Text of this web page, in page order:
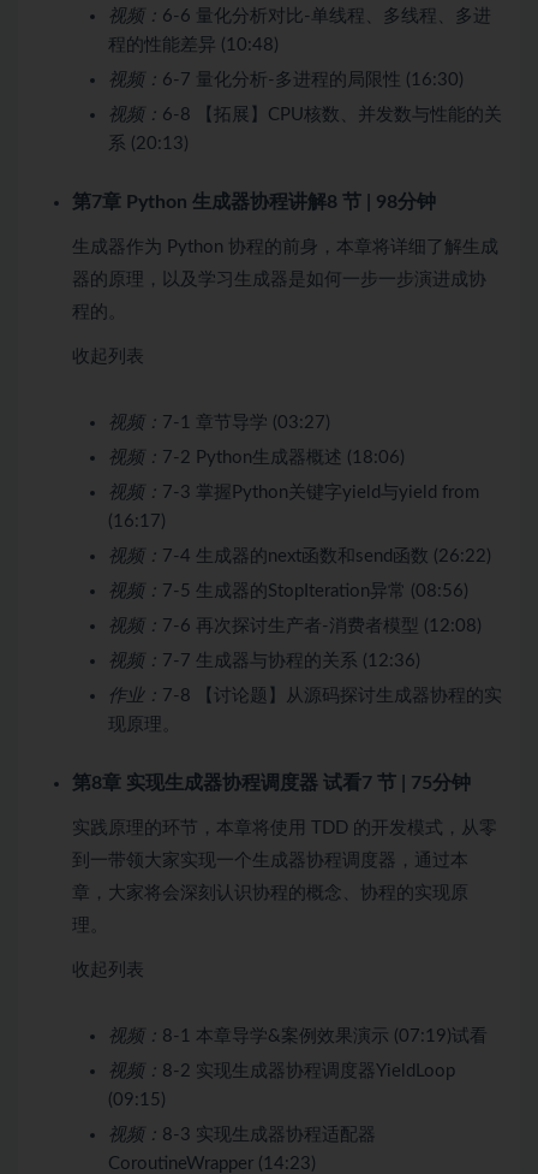
视频： 6-6 量化分析对比-单线程、多线程、多进
程的性能差异 (10:48)
视频： 6-7 量化分析-多进程的局限性 (16:30)
视频： 6-8 【拓展】CPU核数、并发数与性能的关
系 (20:13)
第7章 Python 生成器协程讲解8 节 | 98分钟
生成器作为 Python 协程的前身，本章将详细了解生成
器的原理，以及学习生成器是如何一步一步演进成协
程的。
收起列表
视频： 7-1 章节导学 (03:27)
视频： 7-2 Python生成器概述 (18:06)
视频： 7-3 掌握Python关键字yield与yield from
(16:17)
视频： 7-4 生成器的next函数和send函数 (26:22)
视频： 7-5 生成器的StopIteration异常 (08:56)
视频： 7-6 再次探讨生产者-消费者模型 (12:08)
视频： 7-7 生成器与协程的关系 (12:36)
作业： 7-8 【讨论题】从源码探讨生成器协程的实
现原理。
第8章 实现生成器协程调度器 试看7 节 | 75分钟
实践原理的环节，本章将使用 TDD 的开发模式，从零
到一带领大家实现一个生成器协程调度器，通过本
章，大家将会深刻认识协程的概念、协程的实现原
理。
收起列表
视频： 8-1 本章导学&案例效果演示 (07:19)试看
视频： 8-2 实现生成器协程调度器YieldLoop
(09:15)
视频： 8-3 实现生成器协程适配器
CoroutineWrapper (14:23)